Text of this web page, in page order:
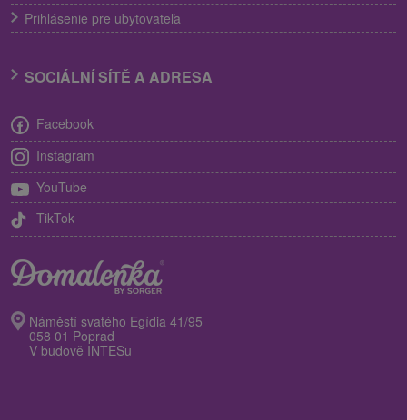
Prihlásenie pre ubytovateľa
SOCIÁLNÍ SÍTĚ A ADRESA
Facebook
Instagram
YouTube
TikTok
Náměstí svatého Egídia 41/95
058 01 Poprad
V budově INTESu